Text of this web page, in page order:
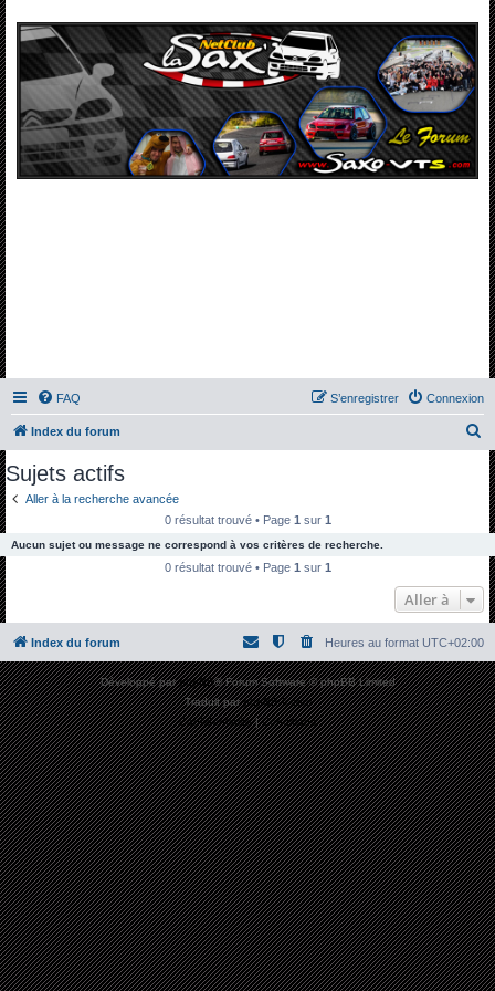
FAQ Connexion
S’enregistrer
Index du forum
c
e
r
Sujets actifs
Aller à la recherche avancée
0 résultat trouvé • Page 1 sur 1
Aucun sujet ou message ne correspond à vos critères de recherche.
0 résultat trouvé • Page 1 sur 1
Aller à
Index du forum Heures au format UTC+02:00
Développé parphpBB® Forum Software © phpBB Limited
Traduit parphpBB-fr.com
Confidentialité|Conditions